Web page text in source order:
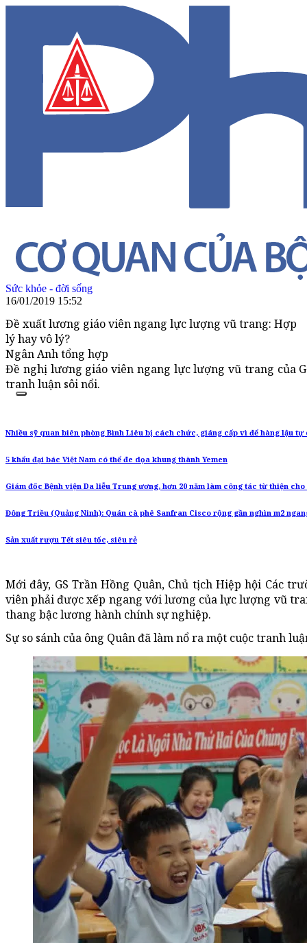
Sức khỏe - đời sống
16/01/2019 15:52
Đề xuất lương giáo viên ngang lực lượng vũ trang: Hợp
lý hay vô lý?
Ngân Anh tổng hợp
Đề nghị lương giáo viên ngang lực lượng vũ trang của
tranh luận sôi nổi.
Nhiều sỹ quan biên phòng Bình Liêu bị cách chức, giáng cấp vì để hàng lậu
5 khẩu đại bác Việt Nam có thể đe dọa khung thành Yemen
Giám đốc Bệnh viện Da liễu Trung ương, hơn 20 năm làm công tác từ thiện
Đông Triều (Quảng Ninh): Quán cà phê Sanfran Cisco rộng gần nghìn m2
Sản xuất rượu Tết siêu tốc, siêu rẻ
Mới đây, GS Trần Hồng Quân, Chủ tịch Hiệp hội Các
viên phải được xếp ngang với lương của lực lượng vũ
thang bậc lương hành chính sự nghiệp.
Sự so sánh của ông Quân đã làm nổ ra một cuộc tranh